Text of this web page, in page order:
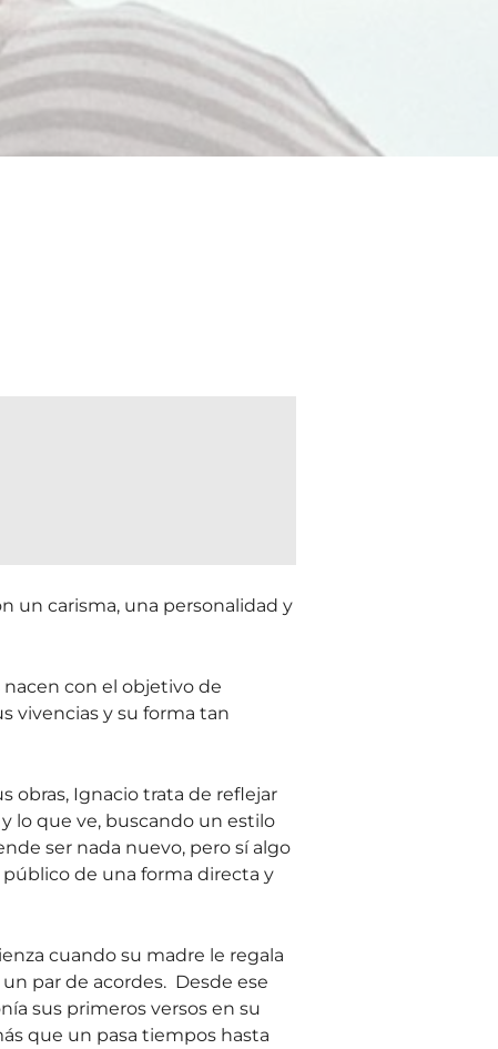
un carisma, una personalidad y
con el objetivo de
vivencias y su forma tan
obras, Ignacio trata de reflejar
lo que ve, buscando un estilo
ser nada nuevo, pero sí algo
de una forma directa y
cuando su madre le regala
par de acordes. Desde ese
sus primeros versos en su
que un pasa tiempos hasta